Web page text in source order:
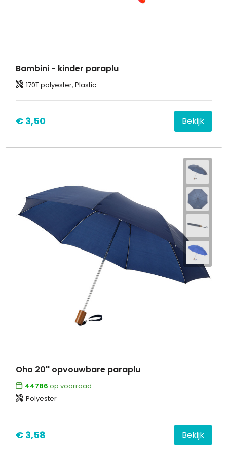
Bambini - kinder paraplu
170T polyester, Plastic
€ 3,50 Bekijk
Oho 20'' opvouwbare paraplu
44786 op voorraad
Polyester
€ 3,58 Bekijk